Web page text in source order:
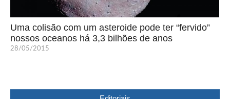
Uma colisão com um asteroide pode ter “fervido”
nossos oceanos há 3,3 bilhões de anos
28/05/2015